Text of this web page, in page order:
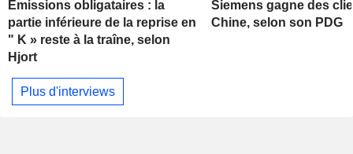
Émissions obligataires : la
partie inférieure de la reprise en
" K » reste à la traîne, selon
Hjort
Siemens gagne des
Chine, selon son PDG
Plus d'interviews